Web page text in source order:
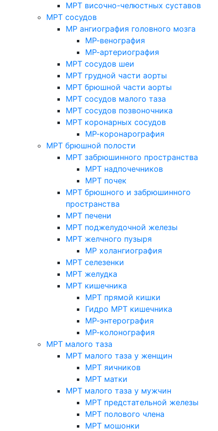
МРТ височно-челюстных суставов
МРТ сосудов
МР ангиография головного мозга
МР-венография
МР-артериография
МРТ сосудов шеи
МРТ грудной части аорты
МРТ брюшной части аорты
МРТ сосудов малого таза
МРТ сосудов позвоночника
МРТ коронарных сосудов
МР-коронарография
МРТ брюшной полости
МРТ забрюшинного пространства
МРТ надпочечников
МРТ почек
МРТ брюшного и забрюшинного
пространства
МРТ печени
МРТ поджелудочной железы
МРТ желчного пузыря
МР холангиография
МРТ селезенки
МРТ желудка
МРТ кишечника
МРТ прямой кишки
Гидро МРТ кишечника
МР-энтерография
МР-колонография
МРТ малого таза
МРТ малого таза у женщин
МРТ яичников
МРТ матки
МРТ малого таза у мужчин
МРТ предстательной железы
МРТ полового члена
МРТ мошонки